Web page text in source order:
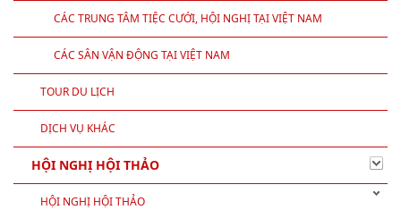
CÁC TRUNG TÂM TIỆC CƯỚI, HỘI NGHỊ TẠI VIỆT NAM
CÁC SÂN VẬN ĐỘNG TẠI VIỆT NAM
TOUR DU LỊCH
DỊCH VỤ KHÁC
HỘI NGHỊ HỘI THẢO
HỘI NGHỊ HỘI THẢO